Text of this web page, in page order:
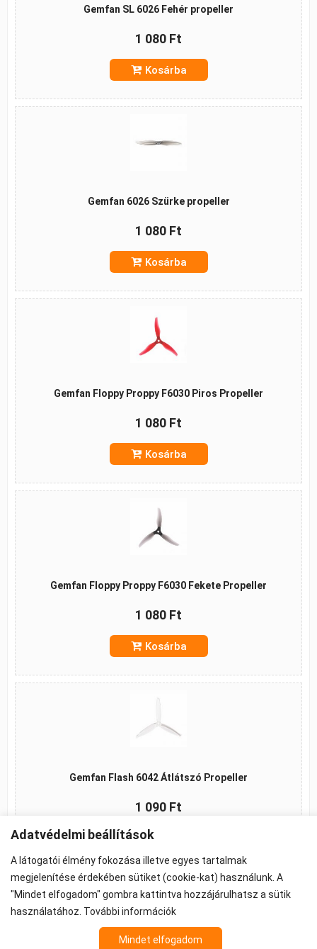
Gemfan SL 6026 Fehér propeller
1 080 Ft
Kosárba
Gemfan 6026 Szürke propeller
1 080 Ft
Kosárba
Gemfan Floppy Proppy F6030 Piros Propeller
1 080 Ft
Kosárba
Gemfan Floppy Proppy F6030 Fekete Propeller
1 080 Ft
Kosárba
Gemfan Flash 6042 Átlátszó Propeller
1 090 Ft
Kosárba
©2026 -ÁSZF -Adatkezelés-
Propeller - FPV Alkatrész - FPV felszerelés
Az árak 27% ÁFA-t tartalmaznak.
Adatvédelmi beállítások
A látogatói élmény fokozása illetve egyes tartalmak
megjelenítése érdekében sütiket (cookie-kat) használunk. A
"Mindet elfogadom" gombra kattintva hozzájárulhatsz a sütik
használatához. További információk
Mindet elfogadom